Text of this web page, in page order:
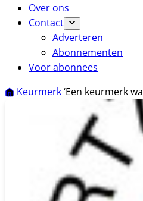
Over ons
Contact
Adverteren
Abonnementen
Voor abonnees
Keurmerk‘Een keurmerk